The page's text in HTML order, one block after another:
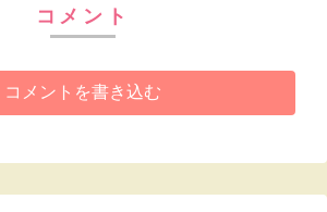
コメント
コメントを書き込む